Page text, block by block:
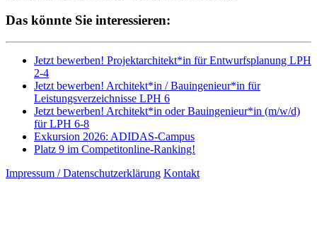
Das könnte Sie interessieren:
Jetzt bewerben! Projektarchitekt*in für Entwurfsplanung LPH
2-4
Jetzt bewerben! Architekt*in / Bauingenieur*in für
Leistungsverzeichnisse LPH 6
Jetzt bewerben! Architekt*in oder Bauingenieur*in (m/w/d)
für LPH 6-8
Exkursion 2026: ADIDAS-Campus
Platz 9 im Competitonline-Ranking!
Impressum / Datenschutzerklärung Kontakt